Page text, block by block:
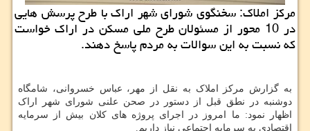
مرکز املاک: سخنگوی شورای شهر اراک با طرح پرسش هایی
در 10 محور از مسئولان طرح ملی مسکن در اراک خواست
که نسبت به این سوالات به مردم پاسخ دهند.
به گزارش مرکز املاک به نقل از مهر، عباس خسروانی، شامگاه
دوشنبه در نطق قبل از دستور در صحن علنی شورای شهر اراک
اظهار نمود: ما امروز در اجرای پروژه های کلان بیش از سرمایه
اقتصادی به سرمایه اجتماعی نیاز داریم.